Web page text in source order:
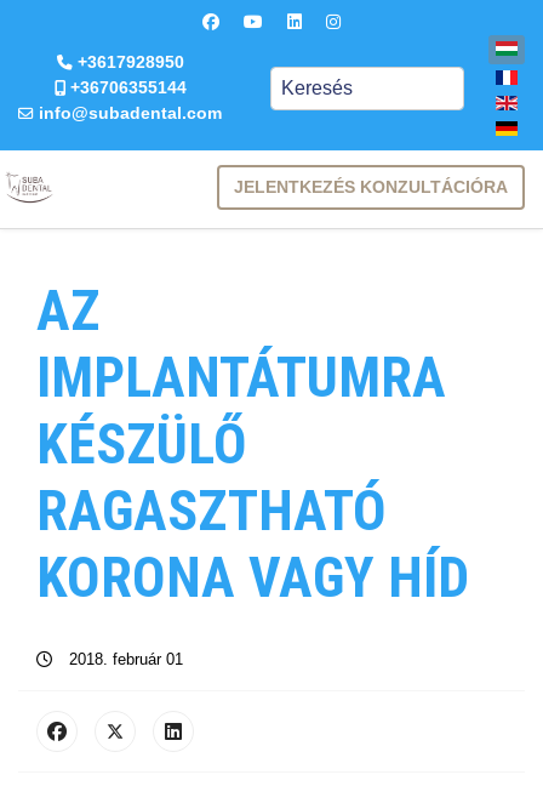
Keresés
+3617928950
+36706355144
info@subadental.com
JELENTKEZÉS KONZULTÁCIÓRA
AZ
IMPLANTÁTUMRA
KÉSZÜLŐ
RAGASZTHATÓ
KORONA VAGY HÍD
2018. február 01